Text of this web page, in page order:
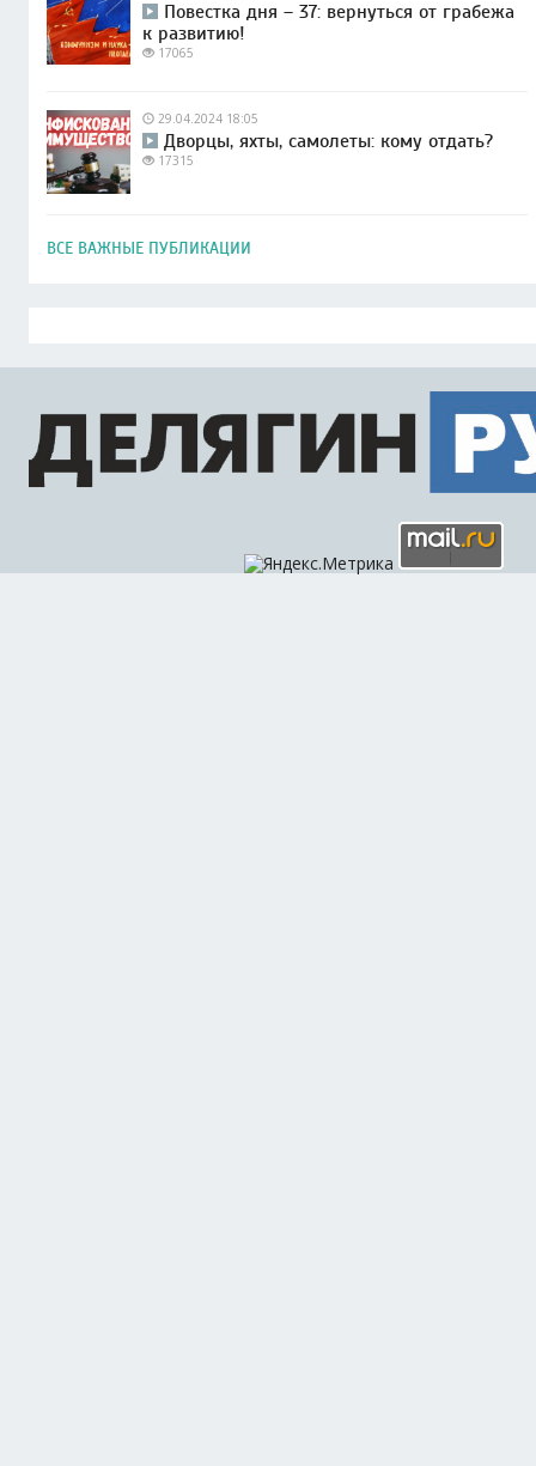
Повестка дня – 37: вернуться от грабежа
к развитию!
17065
29.04.2024 18:05
Дворцы, яхты, самолеты: кому отдать?
17315
ВСЕ ВАЖНЫЕ ПУБЛИКАЦИИ